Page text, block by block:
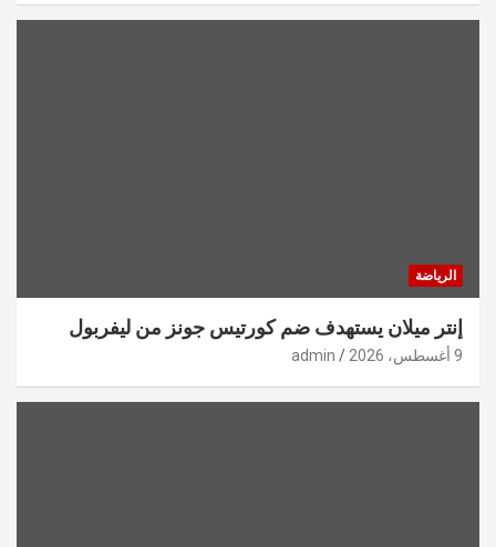
الرياضة
إنتر ميلان يستهدف ضم كورتيس جونز من ليفربول
9 أغسطس، 2026 admin